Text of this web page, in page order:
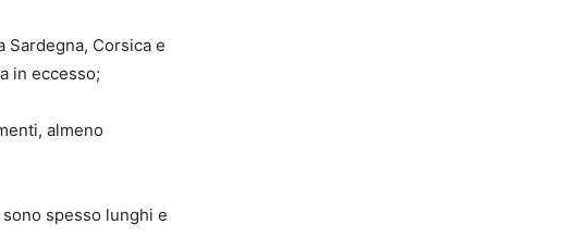
Sardegna, Corsica e
in eccesso;
almeno
spesso lunghi e